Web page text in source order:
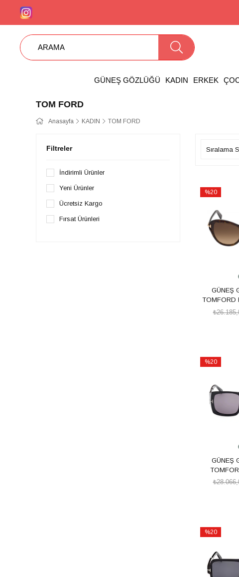
GÜNEŞ GÖZLÜĞÜ KADIN ERKEK
TOM FORD
Anasayfa KADIN TOM FORD
Filtreler
İndirimli Ürünler
Yeni Ürünler
Ücretsiz Kargo
Fırsat Ürünleri
%20
%20İndirim
GÜNEŞ
TOMFORD
%20
GÜNEŞ
%20
%20İndirim